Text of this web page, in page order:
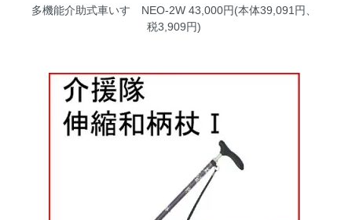
多機能介助式車いす NEO-2W 43,000円(本体39,091円、
税3,909円)